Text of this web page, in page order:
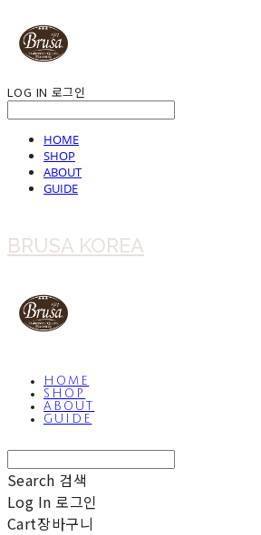
LOG IN 로그인
HOME
SHOP
ABOUT
GUIDE
BRUSA KOREA
HOME
SHOP
ABOUT
GUIDE
Search 검색
Log In 로그인
Cart장바구니